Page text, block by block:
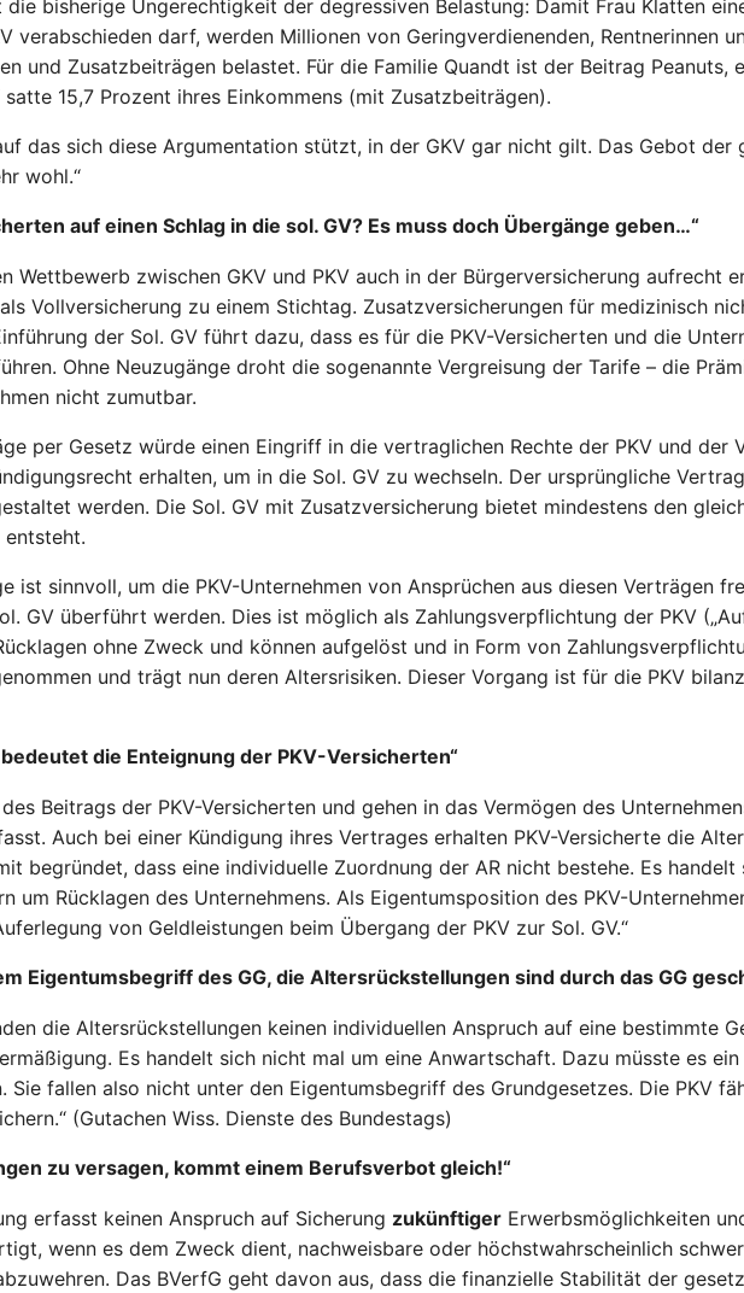
die bisherige Ungerechtigkeit der degressiven Belastung: Damit Frau Klatten
verabschieden darf, werden Millionen von Geringverdienenden, Rentnerinnen
und Zusatzbeiträgen belastet. Für die Familie Quandt ist der Beitrag Peanuts,
15,7 Prozent ihres Einkommens (mit Zusatzbeiträgen).
das sich diese Argumentation stützt, in der GKV gar nicht gilt. Das Gebot der
wohl.“
auf einen Schlag in die sol. GV? Es muss doch Übergänge geben…“
Wettbewerb zwischen GKV und PKV auch in der Bürgerversicherung aufrecht
Vollversicherung zu einem Stichtag. Zusatzversicherungen für medizinisch
der Sol. GV führt dazu, dass es für die PKV-Versicherten und die
Ohne Neuzugänge droht die sogenannte Vergreisung der Tarife – die
nicht zumutbar.
per Gesetz würde einen Eingriff in die vertraglichen Rechte der PKV und der
erhalten, um in die Sol. GV zu wechseln. Der ursprüngliche
werden. Die Sol. GV mit Zusatzversicherung bietet mindestens den
entsteht.
ist sinnvoll, um die PKV-Unternehmen von Ansprüchen aus diesen Verträgen
GV überführt werden. Dies ist möglich als Zahlungsverpflichtung der PKV
ohne Zweck und können aufgelöst und in Form von
und trägt nun deren Altersrisiken. Dieser Vorgang ist für die PKV
die Enteignung der PKV-Versicherten“
Beitrags der PKV-Versicherten und gehen in das Vermögen des
Auch bei einer Kündigung ihres Vertrages erhalten PKV-Versicherte die
begründet, dass eine individuelle Zuordnung der AR nicht bestehe. Es
um Rücklagen des Unternehmens. Als Eigentumsposition des PKV-
von Geldleistungen beim Übergang der PKV zur Sol. GV.“
Eigentumsbegriff des GG, die Altersrückstellungen sind durch das GG
die Altersrückstellungen keinen individuellen Anspruch auf eine bestimmte
Es handelt sich nicht mal um eine Anwartschaft. Dazu müsste es
fallen also nicht unter den Eigentumsbegriff des Grundgesetzes. Die PKV
(Gutachen Wiss. Dienste des Bundestags)
zu versagen, kommt einem Berufsverbot gleich!“
erfasst keinen Anspruch auf Sicherung zukünftiger Erwerbsmöglichkeiten
wenn es dem Zweck dient, nachweisbare oder höchstwahrscheinlich
Das BVerfG geht davon aus, dass die finanzielle Stabilität der